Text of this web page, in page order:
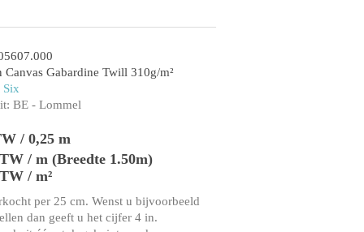
Canvas Gabardine Twill 310g/m²
Six
BE - Lommel
/ 0,25 m
/ m (Breedte 1.50m)
/ m²
per 25 cm. Wenst u bijvoorbeeld
dan geeft u het cijfer 4 in.